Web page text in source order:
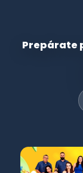
Prepárate